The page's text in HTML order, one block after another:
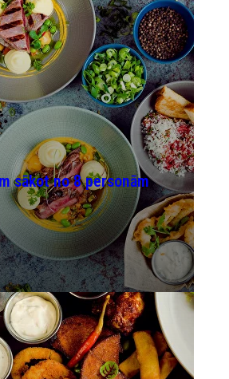
sākot no 8 personām